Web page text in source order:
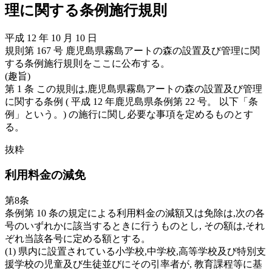
理に関する条例施行規則
平成 12 年 10 月 10 日
規則第 167 号 鹿児島県霧島アートの森の設置及び管理に関
する条例施行規則をここに公布する。
(趣旨)
第 1 条 この規則は,鹿児島県霧島アートの森の設置及び管理
に関する条例 ( 平成 12 年鹿児島県条例第 22 号。 以下「条
例」という。) の施行に関し必要な事項を定めるものとす
る。
抜粋
利用料金の減免
第8条
条例第 10 条の規定による利用料金の減額又は免除は,次の各
号のいずれかに該当するときに行うものとし, その額は,それ
ぞれ当該各号に定める額とする。
(1) 県内に設置されている小学校,中学校,高等学校及び特別支
援学校の児童及び生徒並びにその引率者が, 教育課程等に基